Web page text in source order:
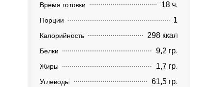
Время готовки 18 ч.
Порции 1
Калорийность 298 ккал
Белки 9,2 гр.
Жиры 1,7 гр.
Углеводы 61,5 гр.